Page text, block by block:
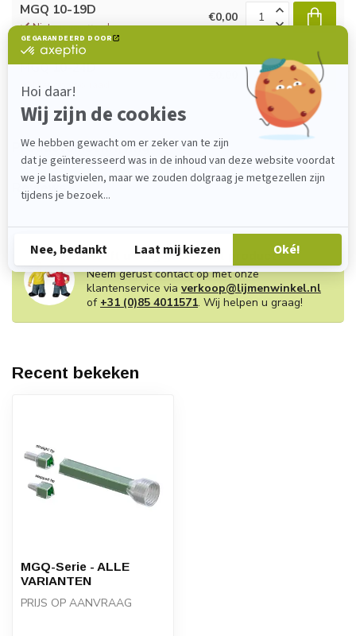
MGQ 10-19D
Niet op voorraad
€0,00
MGQ 10-24D
Niet op voorraad
Productomschrijving
Reviews
Heeft u vragen over dit product?
Neem gerust contact op met onze
klantenservice via verkoop@lijmenwinkel.nl
of +31 (0)85 4011571. Wij helpen u graag!
Recent bekeken
MGQ-Serie - ALLE
VARIANTEN
PRIJS OP AANVRAAG